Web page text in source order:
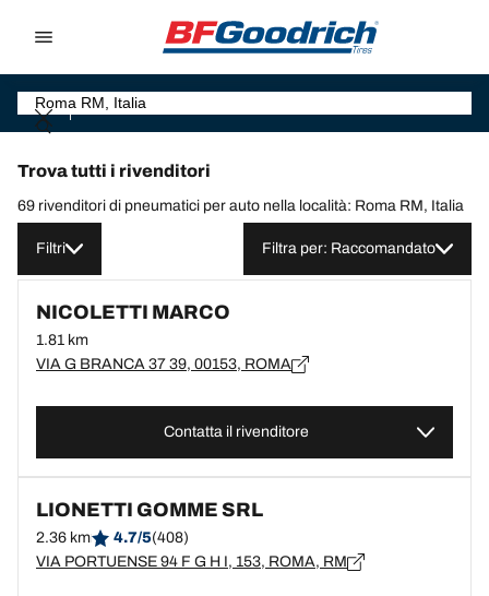
Trova tutti i rivenditori
69 rivenditori di pneumatici per auto nella località: Roma RM, Italia
Filtri Filtra per: Raccomandato
NICOLETTI MARCO
1.81 km
VIA G BRANCA 37 39, 00153, ROMA
Contatta il rivenditore
LIONETTI GOMME SRL
2.36 km 4.7/5(408)
VIA PORTUENSE 94 F G H I, 153, ROMA, RM